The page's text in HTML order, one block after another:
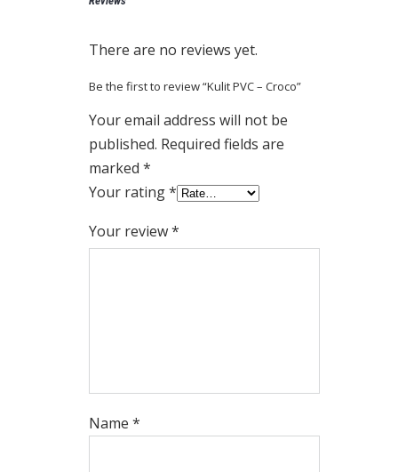
There are no reviews yet.
Be the first to review “Kulit PVC – Croco”
Your email address will not be
published. Required fields are
marked *
Your rating*
Your review*
Name *